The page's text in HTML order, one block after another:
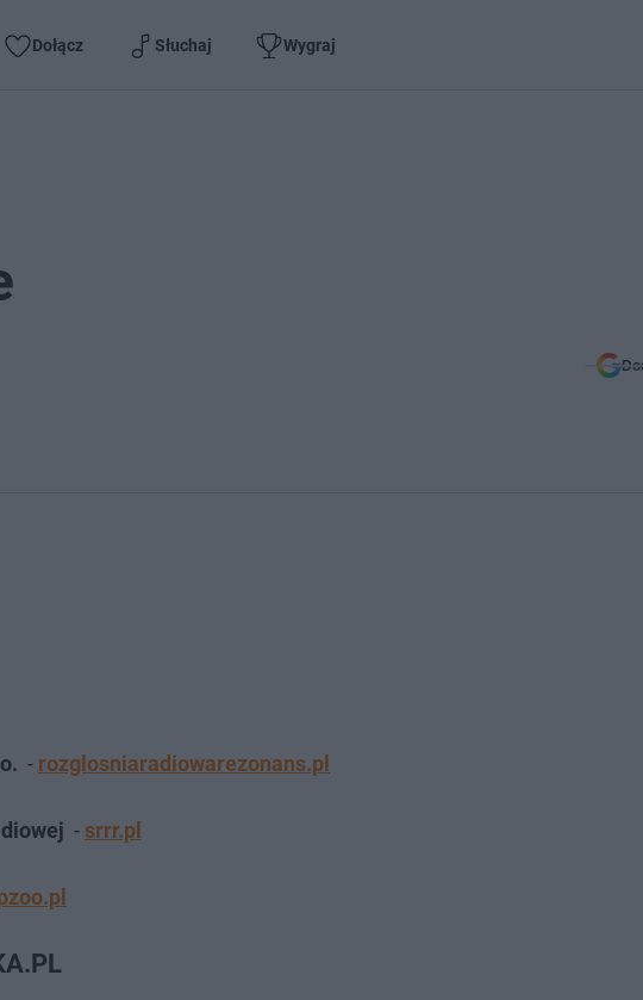
Dołącz Słuchaj Wygraj
- rozglosniaradiowarezonans.pl
- srrr.pl